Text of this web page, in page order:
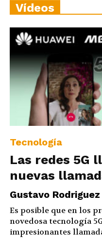
Vídeos
Tecnología
Las redes 5G
nuevas
Gustavo Rodriguez
Es posible que en los
novedosa tecnología
impresionantes